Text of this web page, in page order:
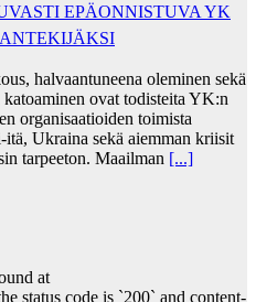
EPÄONNISTUVA YK
halvaantuneena oleminen sekä
ovat todisteita YK:n
organisaatioiden toimista
itä, Ukraina sekä aiemman kriisit
tarpeeton. Maailman [...]
at
status code is `200` and content-